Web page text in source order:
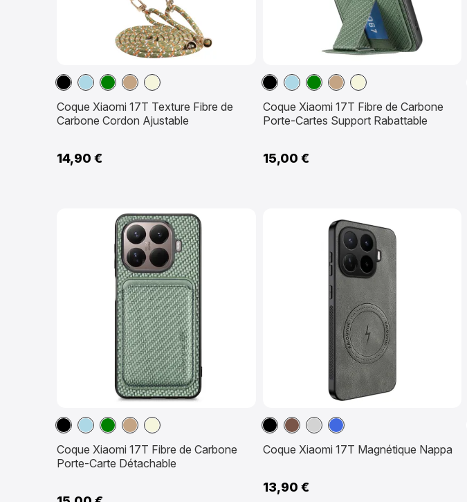
NoirBleuVertMarron
Beige
Coque Xiaomi 17T Texture Fibre de
Carbone Cordon Ajustable
14,90 €
NoirBleuVertMarron
Beige
Coque Xiaomi 17T Fibre de Carbone
Porte-Cartes Support Rabattable
15,00 €
NoirBleuVertMarron
Beige
Coque Xiaomi 17T Fibre de Carbone
Porte-Carte Détachable
NoirMarron
GrisBleu
Coque Xiaomi 17T Magnétique Nappa
13,90 €